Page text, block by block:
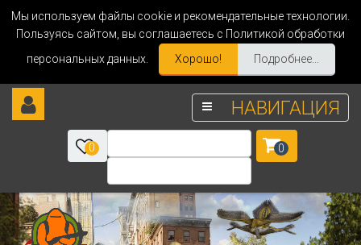
Мы используем файлы cookie и рекомендательные технологии.
Пользуясь сайтом, вы соглашаетесь с Политикой обработки
персональных данных.
Хорошо! Подробнее...
НАВИГАЦИЯ
0 0